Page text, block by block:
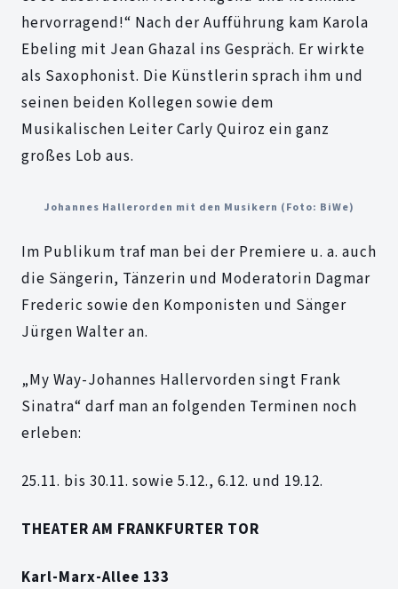
hervorragend!“ Nach der Aufführung kam Karola
Ebeling mit Jean Ghazal ins Gespräch. Er wirkte
als Saxophonist. Die Künstlerin sprach ihm und
seinen beiden Kollegen sowie dem
Musikalischen Leiter Carly Quiroz ein ganz
großes Lob aus.
Johannes Hallerorden mit den Musikern (Foto: BiWe)
Im Publikum traf man bei der Premiere u. a. auch
die Sängerin, Tänzerin und Moderatorin Dagmar
Frederic sowie den Komponisten und Sänger
Jürgen Walter an.
„My Way-Johannes Hallervorden singt Frank
Sinatra“ darf man an folgenden Terminen noch
erleben:
25.11. bis 30.11. sowie 5.12., 6.12. und 19.12.
THEATER AM FRANKFURTER TOR
Karl-Marx-Allee 133